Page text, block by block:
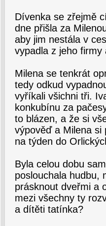
Dívenka se zřejmě
dne přišla za
aby jim nestála v
vypadla z jeho firmy
Milena se tenkrát
tedy odkud
vyříkali všichni tři.
konkubínu za
to blázen, a že si
výpověď a Milena si
na týden do
Byla celou dobu
poslouchala hudbu,
prásknout dveřmi a
mezi všechny ty
a dítěti tatínka?